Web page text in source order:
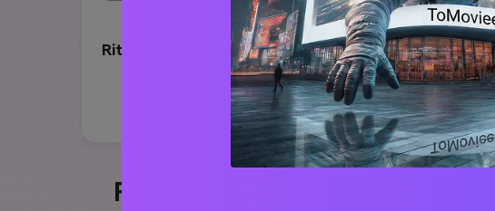
Ritratto di pilota professionista di F1
Crea un'immagine simile ↗
Formula 1 AI Photo Prompts